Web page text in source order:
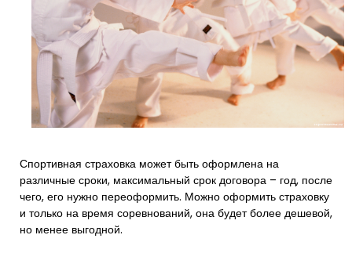
Спортивная страховка может быть оформлена на
различные сроки, максимальный срок договора – год, после
чего, его нужно переоформить. Можно оформить страховку
и только на время соревнований, она будет более дешевой,
но менее выгодной.